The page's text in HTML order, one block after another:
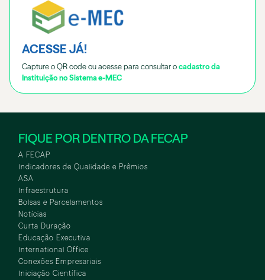
ACESSE JÁ!
Capture o QR code ou acesse para consultar o cadastro da
Instituição no Sistema e-MEC
FIQUE POR DENTRO DA FECAP
A FECAP
Indicadores de Qualidade e Prêmios
ASA
Infraestrutura
Bolsas e Parcelamentos
Notícias
Curta Duração
Educação Executiva
International Office
Conexões Empresariais
Iniciação Científica